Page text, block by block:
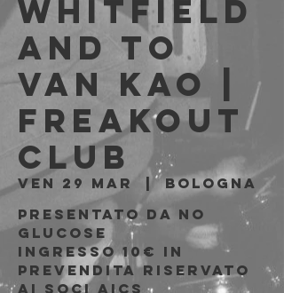
Whitfield
and To
Van Kao |
Freakout
Club
ven 29 mar
  |
Bologna
Presentato da No
Glucose
Ingresso 10€ in
prevendita riservato
ai soci AICS